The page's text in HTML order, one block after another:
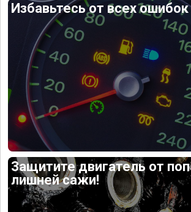
Избавьтесь от всех
Защитите двигатель от
лишней сажи!